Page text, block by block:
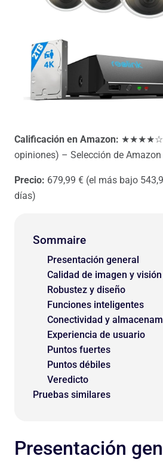
Calificación en Amazon: ★★★★☆
opiniones) – Selección de Amazon
Precio: 679,99 € (el más bajo
días)
Sommaire
Presentación general
Calidad de imagen y
Robustez y diseño
Funciones inteligentes
Conectividad y
Experiencia de usuario
Puntos fuertes
Puntos débiles
Veredicto
Pruebas similares
Presentación